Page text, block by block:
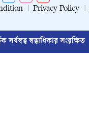
Privacy Policy
স্বত্বাধিকার সংরক্ষিত